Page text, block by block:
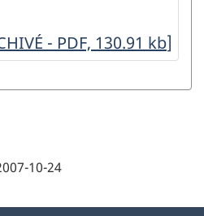
- PDF, 130.91 kb]
10-24